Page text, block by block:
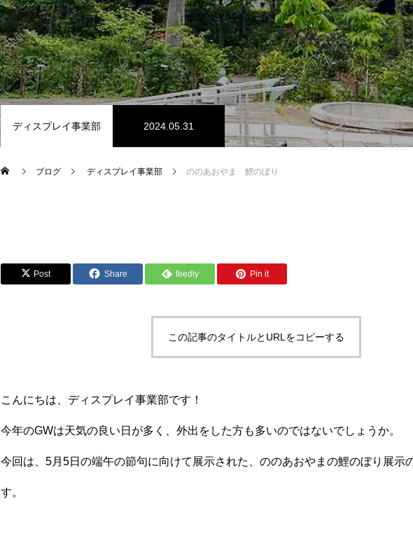
ディスプレイ事業部 2024.05.31
ブログ ディスプレイ事業部 ののあおやま 鯉のぼり
Post Share feedly Pin it
この記事のタイトルとURLをコピーする
こんにちは、ディスプレイ事業部です！
今年のGWは天気の良い日が多く、外出をした方も多いのではないでしょうか。
今回は、5月5日の端午の節句に向けて展示された、ののあおやまの鯉のぼり展示
す。